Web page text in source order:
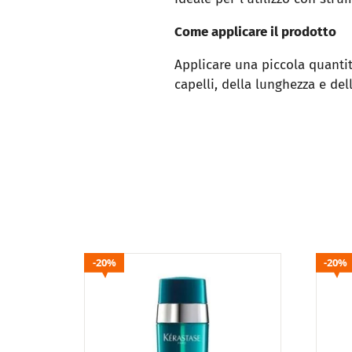
Come applicare il prodotto
Applicare una piccola
capelli, della lunghezza e
20% 20%